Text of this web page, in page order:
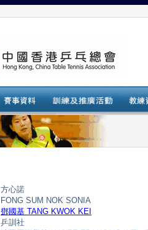
方心諾
FONG SUM NOK SONIA
鄧國基 TANG KWOK KEI
乒訓社